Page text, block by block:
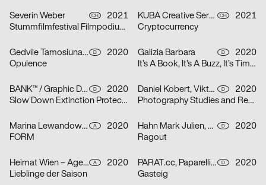
Severin Weber CH
2021
Stummfilmfestival Filmpodium Zürich
KUBA Creative Services CH
2021
Cryptocurrency
Gedvile Tamosiunaite, Jelena Luise, Shuaitong Zong D
2020
Opulence
Galizia Barbara D
2020
It’s A Book, It’s A Buzz, It’s Time to Discuss
BANK™ / Graphic Design Today D
2020
Slow Down Extinction Protect Biodiversity
Daniel Kobert, Viktor Lentzen D
2020
Photography Studies and Research
Marina Lewandowska A
2020
FORM
Hahn Mark Julien, Kormann Raffael D
2020
Ragout
Heimat Wien – Agentur für Veränderung A
2020
Lieblinge der Saison
PARAT.cc, Paparelli Nolan D
2020
Gasteig